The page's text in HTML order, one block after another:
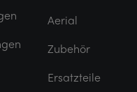
Aerial
Zubehör
Ersatzteile